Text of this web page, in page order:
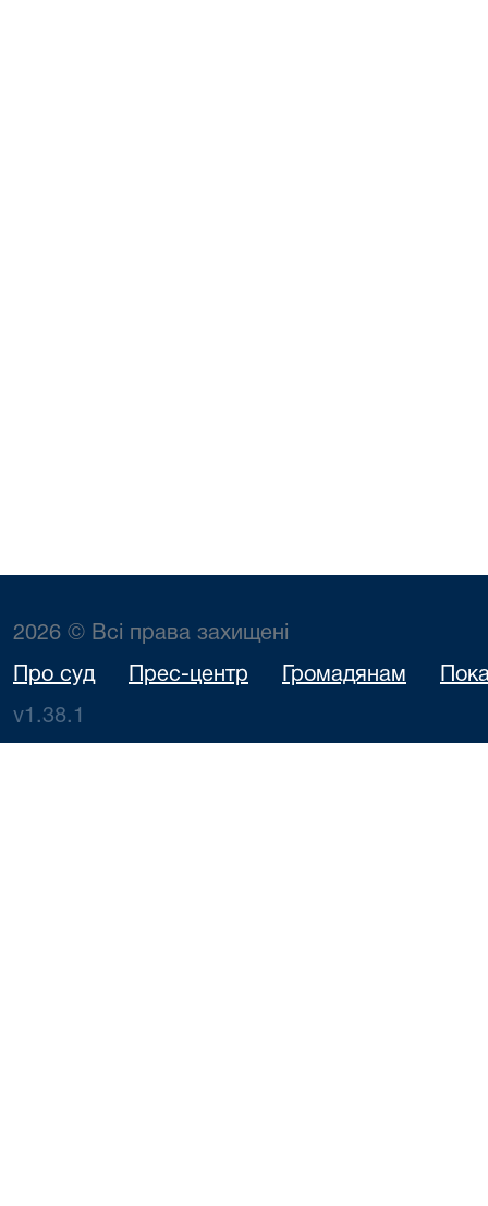
2026 © Всі права захищені
Про суд Прес-центр Громадянам
v1.38.1